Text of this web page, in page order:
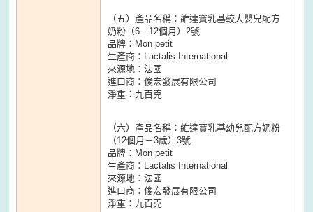
（五）產品名稱：維達寶乳基較大嬰兒配方
奶粉（6－12個月）2號
品牌：Mon petit
生產商：Lactalis International
來源地：法國
進口商：俊宏發展有限公司
淨重：九百克
（六）產品名稱：維達寶乳基幼兒配方奶粉
（12個月－3歲）3號
品牌：Mon petit
生產商：Lactalis International
來源地：法國
進口商：俊宏發展有限公司
淨重：九百克